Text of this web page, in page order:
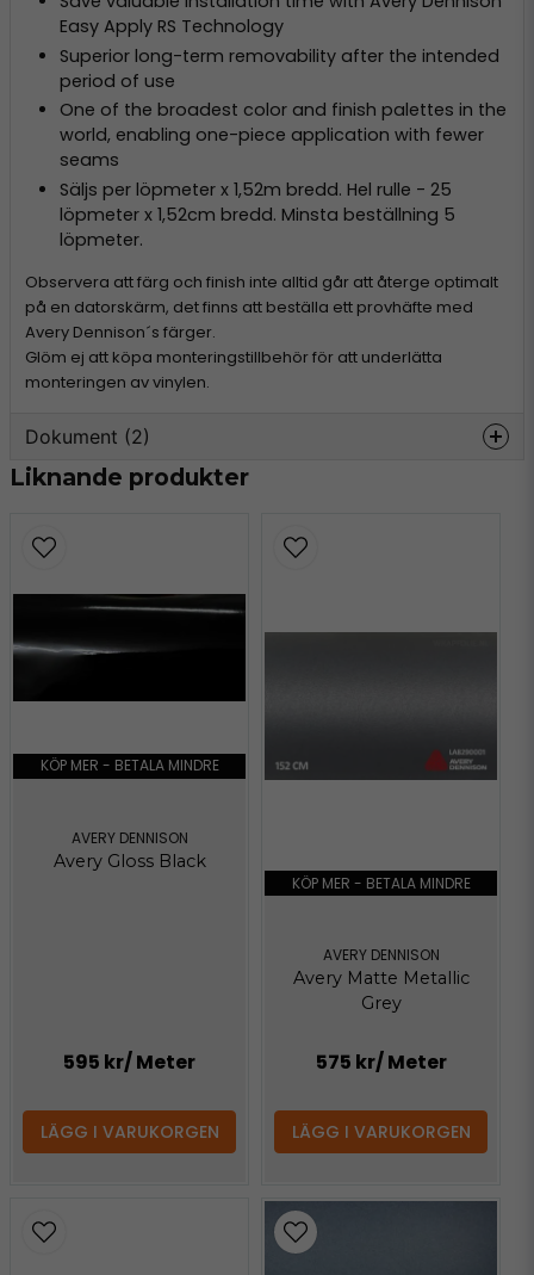
Easy Apply RS Technology
Superior long-term removability after the intended
period of use
One of the broadest color and finish palettes in the
world, enabling one-piece application with fewer
seams
Säljs per löpmeter x 1,52m bredd. Hel rulle - 25
löpmeter x 1,52cm bredd. Minsta beställning 5
löpmeter.
Observera att färg och finish inte alltid går att återge optimalt
på en datorskärm, det finns att beställa ett provhäfte med
Avery Dennison´s färger.
Glöm ej att köpa monteringstillbehör för att underlätta
monteringen av vinylen.
Dokument (2)
avery-supreme-
avery-colours.pdf
4.66 MB
Liknande produkter
KÖP MER - BETALA MINDRE
AVERY DENNISON
Avery Gloss Black
595 kr/ Meter
LÄGG I VARUKORGEN
KÖP MER - BETALA MINDRE
AVERY DENNISON
Avery Matte Metallic
Grey
575 kr/ Meter
LÄGG I VARUKORGEN